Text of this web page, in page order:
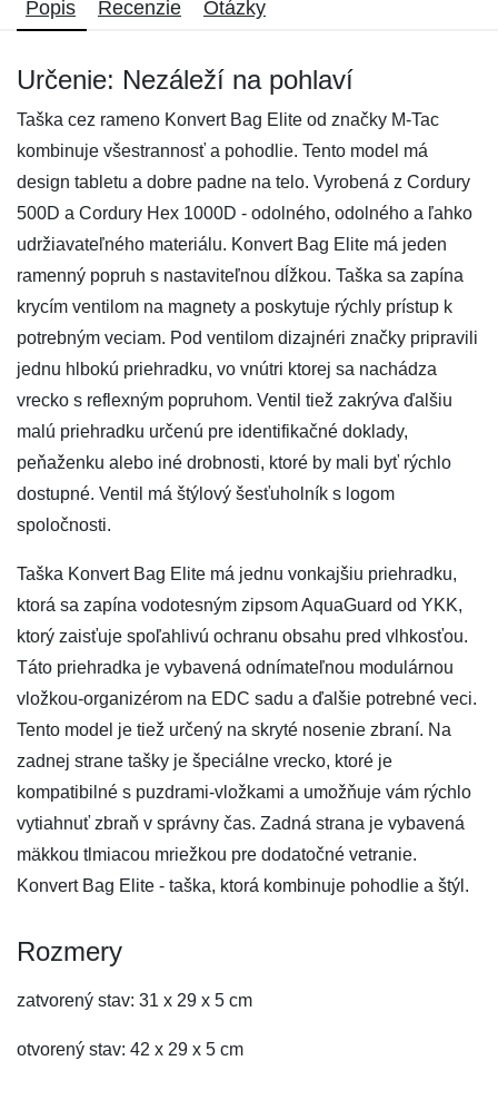
Popis Recenzie Otázky
Určenie: Nezáleží na pohlaví
Taška cez rameno Konvert Bag Elite od značky M-Tac
kombinuje všestrannosť a pohodlie. Tento model má
design tabletu a dobre padne na telo. Vyrobená z Cordury
500D a Cordury Hex 1000D - odolného, ​​odolného a ľahko
udržiavateľného materiálu. Konvert Bag Elite má jeden
ramenný popruh s nastaviteľnou dĺžkou. Taška sa zapína
krycím ventilom na magnety a poskytuje rýchly prístup k
potrebným veciam. Pod ventilom dizajnéri značky pripravili
jednu hlbokú priehradku, vo vnútri ktorej sa nachádza
vrecko s reflexným popruhom. Ventil tiež zakrýva ďalšiu
malú priehradku určenú pre identifikačné doklady,
peňaženku alebo iné drobnosti, ktoré by mali byť rýchlo
dostupné. Ventil má štýlový šesťuholník s logom
spoločnosti.
Taška Konvert Bag Elite má jednu vonkajšiu priehradku,
ktorá sa zapína vodotesným zipsom AquaGuard od YKK,
ktorý zaisťuje spoľahlivú ochranu obsahu pred vlhkosťou.
Táto priehradka je vybavená odnímateľnou modulárnou
vložkou-organizérom na EDC sadu a ďalšie potrebné veci.
Tento model je tiež určený na skryté nosenie zbraní. Na
zadnej strane tašky je špeciálne vrecko, ktoré je
kompatibilné s puzdrami-vložkami a umožňuje vám rýchlo
vytiahnuť zbraň v správny čas. Zadná strana je vybavená
mäkkou tlmiacou mriežkou pre dodatočné vetranie.
Konvert Bag Elite - taška, ktorá kombinuje pohodlie a štýl.
Rozmery
zatvorený stav: 31 x 29 x 5 cm
otvorený stav: 42 x 29 x 5 cm